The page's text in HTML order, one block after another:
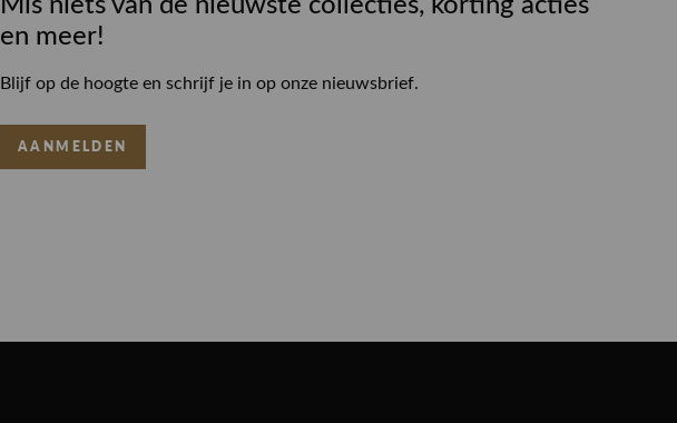
en meer!
Blijf op de hoogte en schrijf je in op onze nieuwsbrief.
AANMELDEN